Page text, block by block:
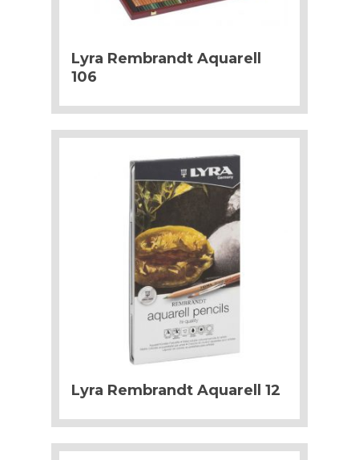
Lyra Rembrandt Aquarell
106
Lyra Rembrandt Aquarell 12